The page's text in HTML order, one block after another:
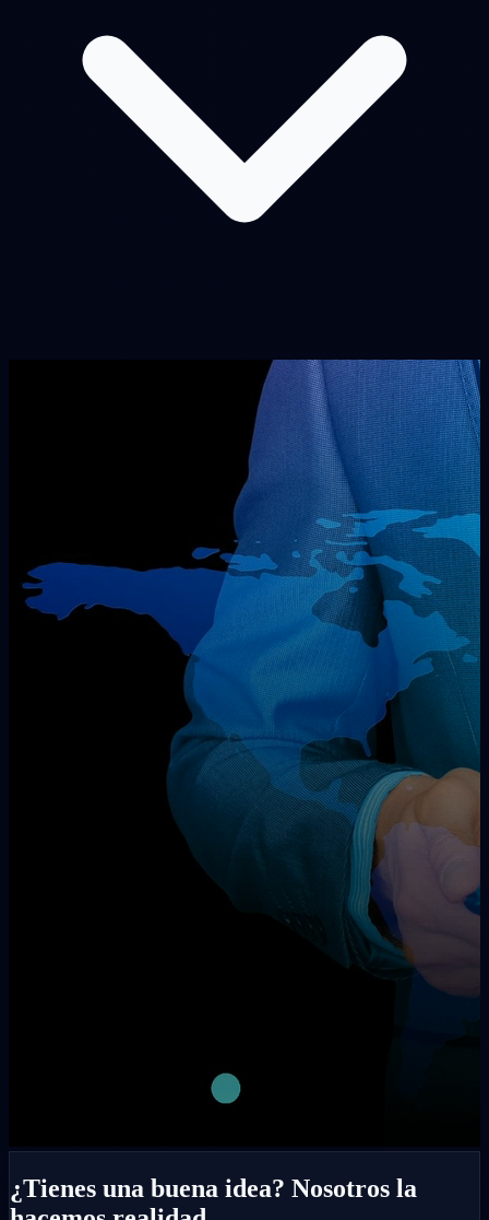
¿Tienes una buena idea? Nosotros la